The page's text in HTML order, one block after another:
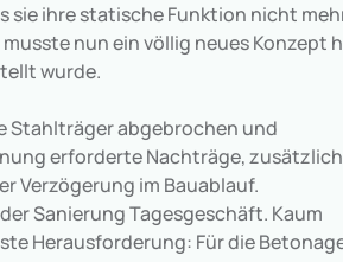
sie ihre statische Funktion nicht
nun ein völlig neues Konzept
wurde.
Stahlträger abgebrochen und
erforderte Nachträge,
Verzögerung im Bauablauf.
Sanierung Tagesgeschäft. Kaum
Herausforderung: Für die